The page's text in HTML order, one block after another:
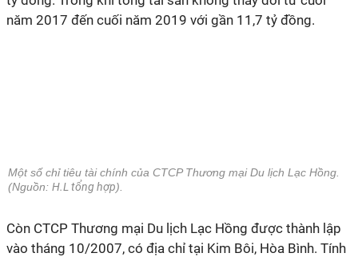
năm 2017 đến cuối năm 2019 với gần 11,7 tỷ đồng.
Một số chỉ tiêu tài chính của CTCP Thương mại Du lịch Lạc Hồng.
(Nguồn: H.L tổng hợp).
Còn CTCP Thương mại Du lịch Lạc Hồng được thành lập
vào tháng 10/2007, có địa chỉ tại Kim Bôi, Hòa Bình. Tính